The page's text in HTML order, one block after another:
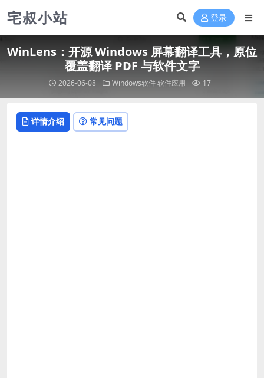
宅叔小站 登录
WinLens：开源 Windows 屏幕翻译工具，原位
覆盖翻译 PDF 与软件文字
2026-06-08 Windows软件 软件应用 17
详情介绍 常见问题